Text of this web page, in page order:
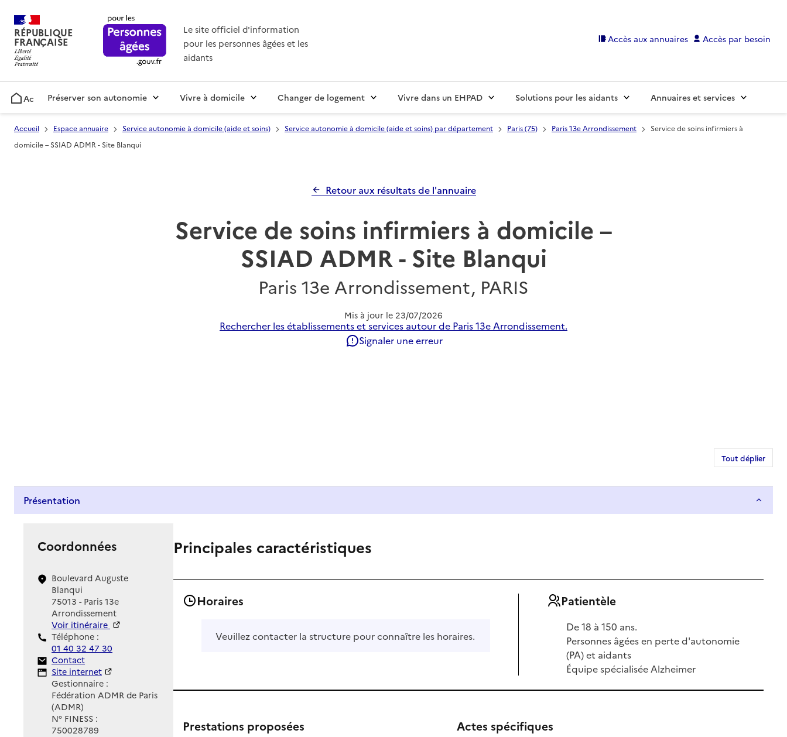
RÉPUBLIQUE
FRANÇAISE
Le site officiel d'information
pour les personnes âgées et les
aidants
Accès aux annuaires Accès par besoin
AccueilPréserver son autonomie Vivre à domicile Changer de logement Vivre dans un EHPAD Solutions pour les aidants Annuaires et services
Accueil Espace annuaire Service autonomie à domicile (aide et soins) Service autonomie à domicile (aide et soins) par département Paris (75) Paris 13e Arrondissement
Service de soins infirmiers à
domicile – SSIAD ADMR - Site Blanqui
Retour aux résultats de l'annuaire
Service de soins infirmiers à domicile –
SSIAD ADMR - Site Blanqui
Paris 13e Arrondissement, PARIS
Mis à jour le 23/07/2026
Rechercher les établissements et services autour de Paris 13e Arrondissement.
Signaler une erreur
Tout déplier
Présentation
Coordonnées
Boulevard Auguste
Blanqui
75013 - Paris 13e
Arrondissement
Voir itinéraire
Téléphone :
01 40 32 47 30
Contact
Contact
Site Internet
Site internet
Gestionnaire :
Fédération ADMR de Paris
(ADMR)
N° FINESS :
750028789
Principales caractéristiques
Horaires
Veuillez contacter la structure pour connaître les horaires.
Patientèle
De 18 à 150 ans.
Personnes âgées en perte d'autonomie
(PA) et aidants
Équipe spécialisée Alzheimer
Prestations proposées Actes spécifiques